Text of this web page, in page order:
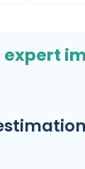
expert